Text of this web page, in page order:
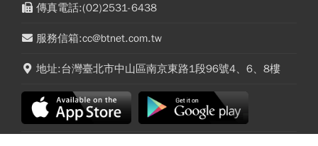
傳真電話:(02)2531-6438
服務信箱:cc@btnet.com.tw
地址:台灣臺北市中山區南京東路1段96號4、6、8樓